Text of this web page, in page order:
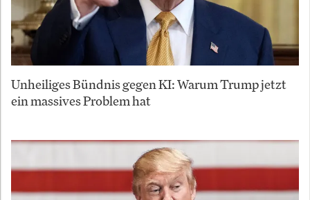
Unheiliges Bündnis gegen KI: Warum Trump jetzt
ein massives Problem hat